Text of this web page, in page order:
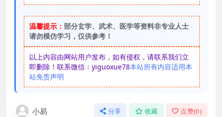
温馨提示： 部分玄学、武术、医学等资料非专业人士
请勿模仿学习，仅供参考！
以上内容由网站用户发布，如有侵权，请联系我们立
即删除！联系微信：yiguoxue78本站所有内容适用本
站免责声明
小易 分享 收藏 点赞(0)